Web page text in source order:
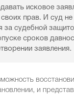
исковое
прав. И суд
судебной
сроков
заявления.
и